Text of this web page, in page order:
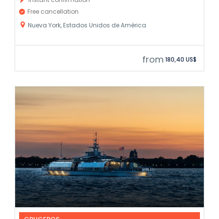
Free cancellation
Nueva York, Estados Unidos de América
from 180,40 US$